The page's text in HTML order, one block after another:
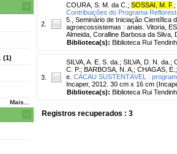
(1)
Mais...
2.
COURA, S. M. da C. ; SOSSAI, M. F. ;
Contribuições do Programa
5., Seminário de Iniciação Científica
agroecossistemas : anais. Vitoria,
Almeida, Coralline Barbosa da
Biblioteca(s): Biblioteca Rui
3.
SILVA, A. E. S. da. ; SILVA, D. N. da. ;
C. P. ; BARBOSA, N. A. ; CHAGAS, E.
e. CACAU SUSTENTÁVEL :
Incaper, 2012. 30 cm x 16 cm
Biblioteca(s): Biblioteca Rui
Registros recuperados : 3